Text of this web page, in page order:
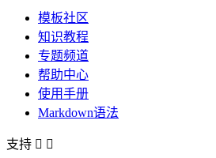
模板社区
知识教程
专题频道
帮助中心
使用手册
Markdown语法
支持  